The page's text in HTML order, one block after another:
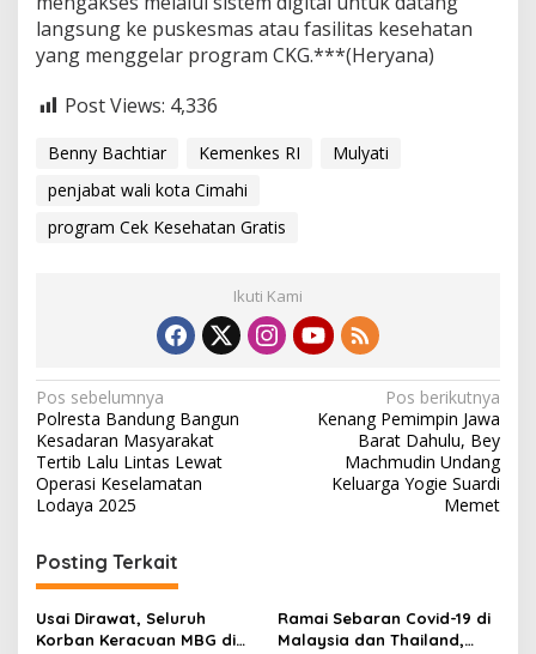
langsung ke puskesmas atau fasilitas kesehatan
yang menggelar program CKG.***(Heryana)
Post Views: 4,336
Benny Bachtiar Kemenkes RI
Mulyati
penjabat wali kota Cimahi
program Cek Kesehatan Gratis
Ikuti Kami
N
a
v
i
a
s
i
Pos sebelumnya
Polresta Bandung Bangun
Kesadaran Masyarakat
Tertib Lalu Lintas Lewat
Operasi Keselamatan
Lodaya 2025
Pos berikutnya
Kenang Pemimpin Jawa
Barat Dahulu, Bey
Machmudin Undang
Keluarga Yogie Suardi
Memet
Posting Terkait
Usai Dirawat, Seluruh
Korban Keracuan MBG di
Ramai Sebaran Covid-19 di
Malaysia dan Thailand,